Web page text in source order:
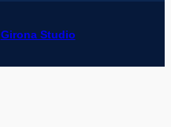
Girona Studio